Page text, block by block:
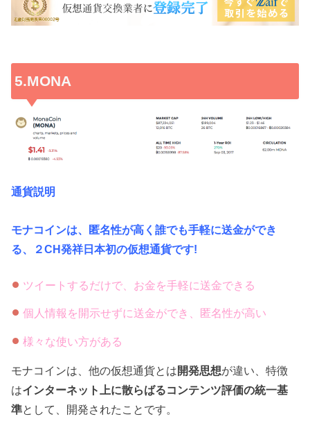
5.MONA
通貨説明
モナコインは、匿名性が高く誰でも手軽に送金ができ
る、２CH発祥日本初の仮想通貨です!
ツイートするだけで、お金を手軽に送金できる
個人情報を開示せずに送金ができ、匿名性が高い
様々な使い方がある
モナコインは、他の仮想通貨とは開発思想が違い、特徴
はインターネット上に散らばるコンテンツ評価の統一基
準として、開発されたことです。